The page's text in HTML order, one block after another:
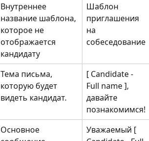
Внутреннее
название шаблона,
которое не
отображается
кандидату
Шаблон
приглашения
на
собеседование
Тема письма,
которую будет
видеть кандидат.
[ Candidate -
Full name ],
давайте
познакомимся!
Основное
Уважаемый [